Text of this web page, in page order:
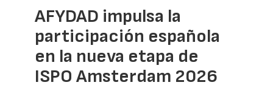
AFYDAD impulsa la
participación española
en la nueva etapa de
ISPO Amsterdam 2026